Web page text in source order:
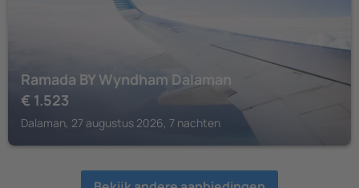
Ramada BY Wyndham Dalaman
€ 1.523
Dalaman, 27 augustus 2026, 7 nachten